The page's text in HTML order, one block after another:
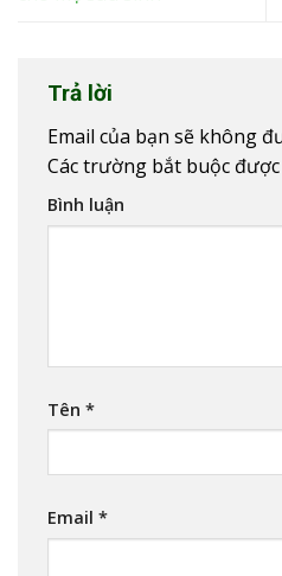
Trả lời
Email của bạn sẽ không
Các trường bắt buộc
Bình luận
Tên *
Email *